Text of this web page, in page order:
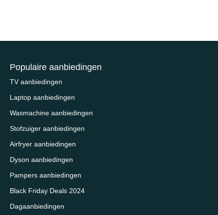
Populaire aanbiedingen
TV aanbiedingen
Laptop aanbiedingen
Wasmachine aanbiedingen
Stofzuiger aanbiedingen
Airfryer aanbiedingen
Dyson aanbiedingen
Pampers aanbiedingen
Black Friday Deals 2024
Dagaanbiedingen